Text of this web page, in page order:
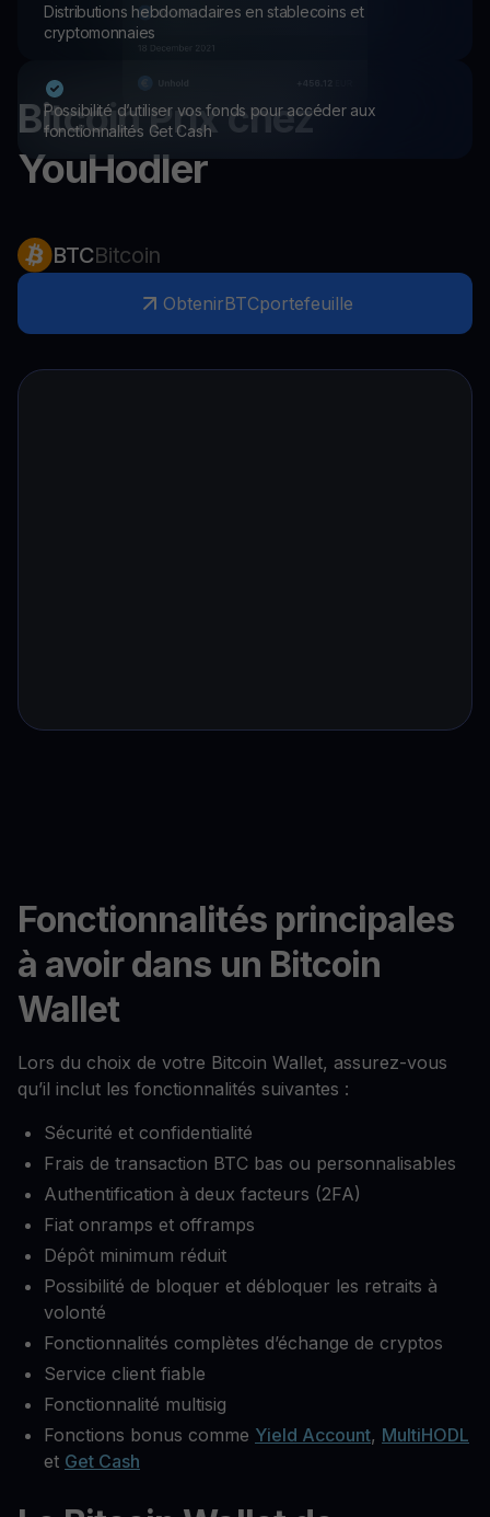
Distributions hebdomadaires en stablecoins et
cryptomonnaies
Possibilité d’utiliser vos fonds pour accéder aux
fonctionnalités Get Cash
BitcoinPrix chez
YouHodler
BTCBitcoin
ObtenirBTCportefeuille
Fonctionnalités principales
à avoir dans un Bitcoin
Wallet
Lors du choix de votre Bitcoin Wallet, assurez-vous
qu’il inclut les fonctionnalités suivantes :
Sécurité et confidentialité
Frais de transaction BTC bas ou personnalisables
Authentification à deux facteurs (2FA)
Fiat onramps et offramps
Dépôt minimum réduit
Possibilité de bloquer et débloquer les retraits à
volonté
Fonctionnalités complètes d’échange de cryptos
Service client fiable
Fonctionnalité multisig
Fonctions bonus comme Yield Account, MultiHODL
et Get Cash